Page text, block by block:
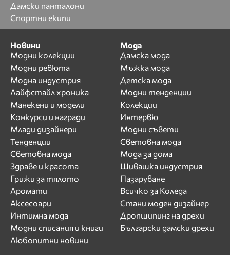
Дамски панталони
Спортни екипи
Новини
Модни колекции
Модни ревюта
Модна индустрия
Лайфстайл хроника
Манекени и модели
Конкурси и награди
Млади дизайнери
Тенденции
Световна мода
Здраве и красота
Грижи за тялото
Аромати
Аксесоари
Интимна мода
Модни списания и книги
Любопитни новини
Мода
Дамска мода
Мъжка мода
Детска мода
Модни тенденции
Колекции
Интервю
Модни съвети
Световна мода
Мода за дома
Шивашка индустрия
Пазаруване
Всичко за Коледа
Стани моден дизайнер
Дропшипинг на дрехи
Български дамски дрехи